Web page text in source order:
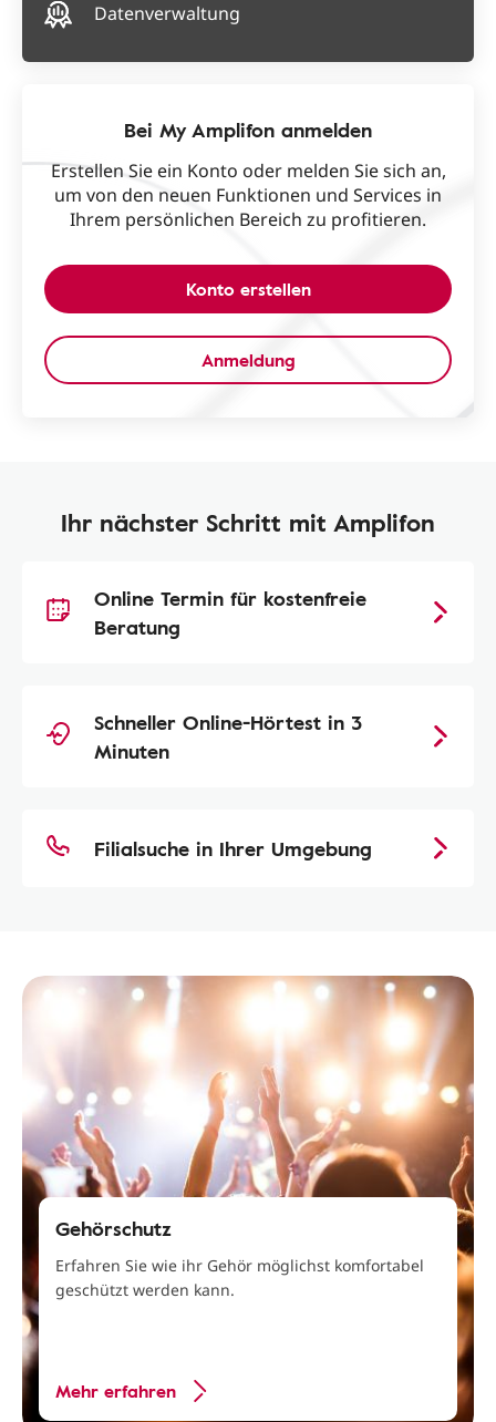
Datenverwaltung
Bei My Amplifon anmelden
Erstellen Sie ein Konto oder melden Sie sich an,
um von den neuen Funktionen und Services in
Ihrem persönlichen Bereich zu profitieren.
Konto erstellen
Anmeldung
Ihr nächster Schritt mit Amplifon
Online Termin für kostenfreie
Beratung
Schneller Online-Hörtest in 3
Minuten
Filialsuche in Ihrer Umgebung
Gehörschutz
Erfahren Sie wie ihr Gehör möglichst komfortabel
geschützt werden kann.
Mehr erfahren